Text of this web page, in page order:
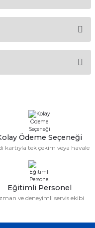
öneri formunu
Ödeme Seçeneği
kartıyla tek çekim veya havale
Eğitimli Personel
ve deneyimli servis ekibi